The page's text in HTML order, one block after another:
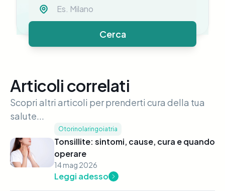
Cerca
Articoli correlati
Scopri altri articoli per prenderti cura della tua
salute...
Otorinolaringoiatria
Tonsillite: sintomi, cause, cura e quando
operare
14 mag 2026
Leggi adesso